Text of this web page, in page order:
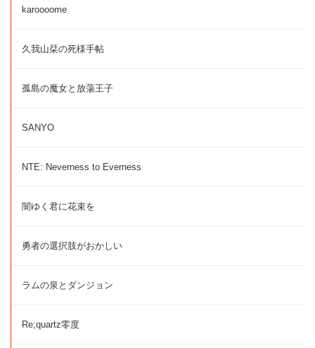
karoooome
久我山栞の死様手帖
孤島の魔女と放蕩王子
SANYO
NTE: Neverness to Everness
闇ゆく君に花束を
勇者の選択肢がおかしい
ラムの泉とダンジョン
Re;quartz零度